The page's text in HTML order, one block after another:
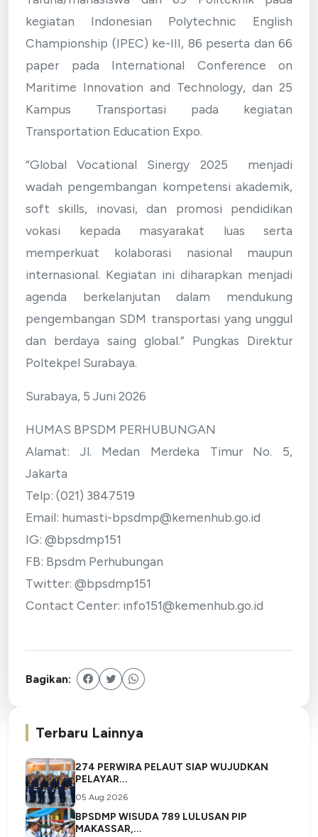
kegiatan Indonesian Polytechnic English
Championship (IPEC) ke-III, 86 peserta dan 66
paper pada International Conference on
Maritime Innovation and Technology, dan 25
Kampus Transportasi pada kegiatan
Transportation Education Expo.
“Global Vocational Sinergy 2025 menjadi
wadah pengembangan kompetensi akademik,
soft skills, inovasi, dan promosi pendidikan
vokasi kepada masyarakat luas serta
memperkuat kolaborasi nasional maupun
internasional. Kegiatan ini diharapkan menjadi
agenda berkelanjutan dalam mendukung
pengembangan SDM transportasi yang unggul
dan berdaya saing global.” Pungkas Direktur
Poltekpel Surabaya.
Surabaya, 5 Juni 2026
HUMAS BPSDM PERHUBUNGAN
Alamat: Jl. Medan Merdeka Timur No. 5,
Jakarta
Telp: (021) 3847519
Email: humasti-bpsdmp@kemenhub.go.id
IG: @bpsdmp151
FB: Bpsdm Perhubungan
Twitter: @bpsdmp151
Contact Center: info151@kemenhub.go.id
Bagikan:
Terbaru Lainnya
274 PERWIRA PELAUT SIAP WUJUDKAN
PELAYAR...
05 Aug 2026
BPSDMP WISUDA 789 LULUSAN PIP
MAKASSAR,...